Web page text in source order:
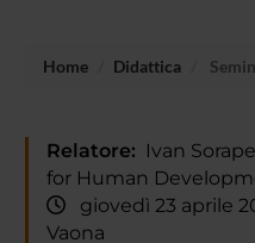
Home Didattica
Relatore: Ivan
for Human
giovedì 23 aprile
Vaona